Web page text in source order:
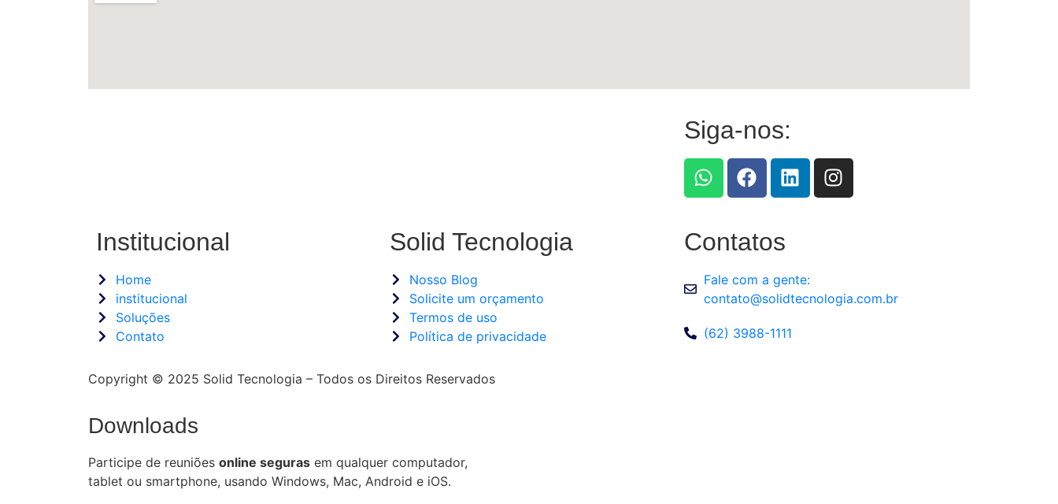
Siga-nos:
Institucional
Home
institucional
Soluções
Contato
Solid Tecnologia
Nosso Blog
Solicite um orçamento
Termos de uso
Política de privacidade
Contatos
Fale com a gente:
contato@solidtecnologia.com.br
(62) 3988-1111
Copyright © 2025 Solid Tecnologia – Todos os Direitos Reservados
Downloads
Participe de reuniões online seguras em qualquer computador,
tablet ou smartphone, usando Windows, Mac, Android e iOS.